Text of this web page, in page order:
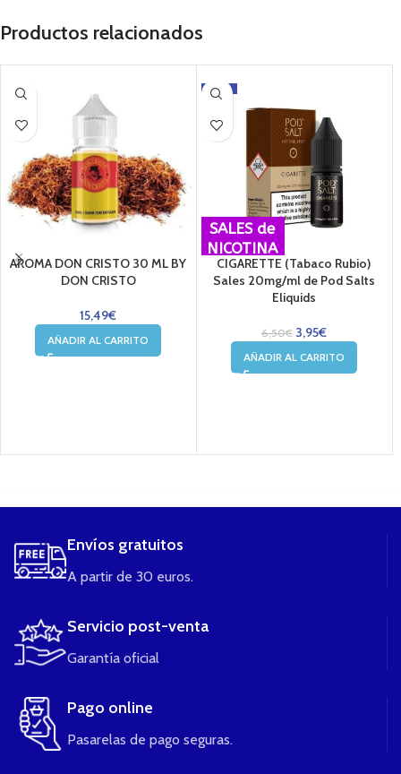
Productos relacionados
AROMA DON CRISTO 30 ML BY
DON CRISTO
15,49€
AÑADIR AL CARRITO
-39%
SALES de
NICOTINA
CIGARETTE (Tabaco Rubio)
Sales 20mg/ml de Pod Salts
Eliquids
6,50€ 3,95€
AÑADIR AL CARRITO
Envíos gratuitos
A partir de 30 euros.
Servicio post-venta
Garantía oficial
Pago online
Pasarelas de pago seguras.